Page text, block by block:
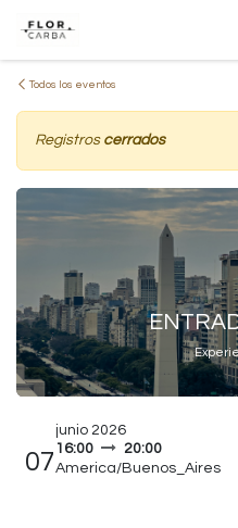
Todos los eventos
Registros cerrados
07
junio 2026
16:00
20:00
America/Buenos_Aires